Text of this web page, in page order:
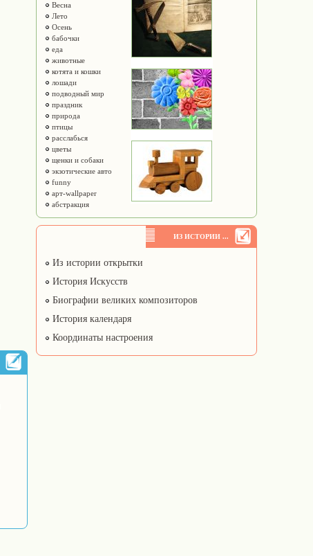
Весна
Лето
Осень
бабочки
еда
животные
котята и кошки
лошади
подводный мир
праздник
природа
птицы
расслабься
цветы
щенки и собаки
экзотические авто
funny
арт-wallpaper
абстракция
ИЗ ИСТОРИИ ...
Из истории открытки
История Искусств
Биографии великих композиторов
История календаря
Координаты настроения